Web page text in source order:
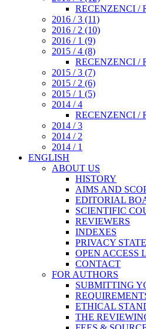
RECENZENCI /
2016 / 3 (11)
2016 / 2 (10)
2016 / 1 (9)
2015 / 4 (8)
RECENZENCI /
2015 / 3 (7)
2015 / 2 (6)
2015 / 1 (5)
2014 / 4
RECENZENCI /
2014 / 3
2014 / 2
2014 / 1
ENGLISH
ABOUT US
HISTORY
AIMS AND
EDITORIAL
SCIENTIFIC
REVIEWERS
INDEXES
PRIVACY
OPEN ACCESS
CONTACT
FOR AUTHORS
SUBMITTING
ETHICAL
THE